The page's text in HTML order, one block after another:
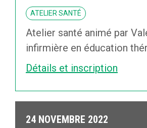
ATELIER SANTÉ
Atelier santé animé par
infirmière en éducation
Détails et inscription
24 NOVEMBRE 2022